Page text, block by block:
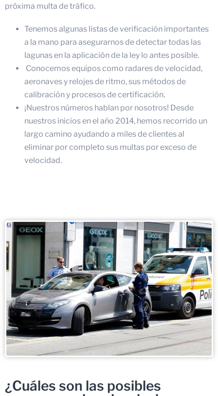
próxima multa de tráfico.
Tenemos algunas listas de verificación importantes
a la mano para asegurarnos de detectar todas las
lagunas en la aplicación de la ley lo antes posible.
Conocemos equipos como radares de velocidad,
aeronaves y relojes de ritmo, sus métodos de
calibración y procesos de certificación.
¡Nuestros números hablan por nosotros! Desde
nuestros inicios en el año 2014, hemos recorrido un
largo camino ayudando a miles de clientes al
eliminar por completo sus multas por exceso de
velocidad.
¿Cuáles son las posibles